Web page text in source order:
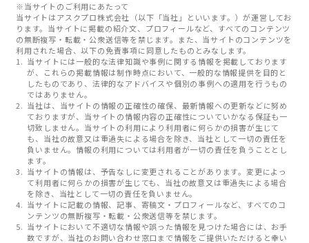
※当サイトのご利用にあたって
当サイトはアスクプロ株式会社（以下「当社」といいます。）が運営してお
ります。当サイトに掲載の紹介文、プロフィールなど、すべてのコンテンツ
の無断複写・転載・公衆送信等を禁じます。また、当サイトのコンテンツを
利用された場合、以下の免責事項に同意したものとみなします。
当サイトには一般的な法律知識や事例に関する情報を掲載しております
が、これらの掲載情報は制作時点において、一般的な情報提供を目的と
したものであり、法律的なアドバイスや個別の事例への適用を行うもの
ではありません。
当社は、当サイトの情報の正確性の確保、最新情報への更新などに努め
ておりますが、当サイトの情報内容の正確性についていかなる保証も一
切致しません。当サイトの利用により利用者に何らかの損害が生じて
も、当社の故意又は重過失による場合を除き、当社として一切の責任を
負いません。情報の利用については利用者が一切の責任を負うこととし
ます。
当サイトの情報は、予告なしに変更されることがあります。変更によっ
て利用者に何らかの損害が生じても、当社の故意又は重過失による場合
を除き、当社として一切の責任を負いません。
当サイトに記載の情報、記事、寄稿文・プロフィールなど、すべてのコ
ンテンツの無断複写・転載・公衆送信等を禁じます。
当サイトにおいて不適切な情報や誤った情報を見つけた場合には、お手
数ですが、当社のお問い合わせ窓口まで情報をご提供いただけると幸い